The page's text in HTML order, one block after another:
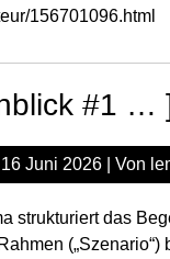
156701096.html
#1 …
16 Juni 2026 | Von
strukturiert das
(„Szenario“)